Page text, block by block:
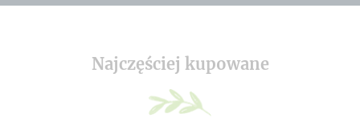
Najczęściej kupowane